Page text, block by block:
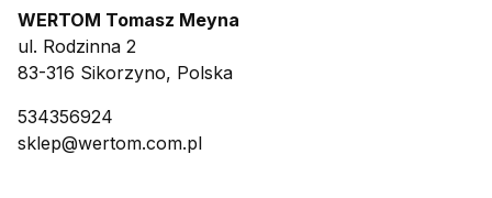
WERTOM Tomasz Meyna
ul. Rodzinna 2
83-316 Sikorzyno, Polska
534356924
sklep@wertom.com.pl